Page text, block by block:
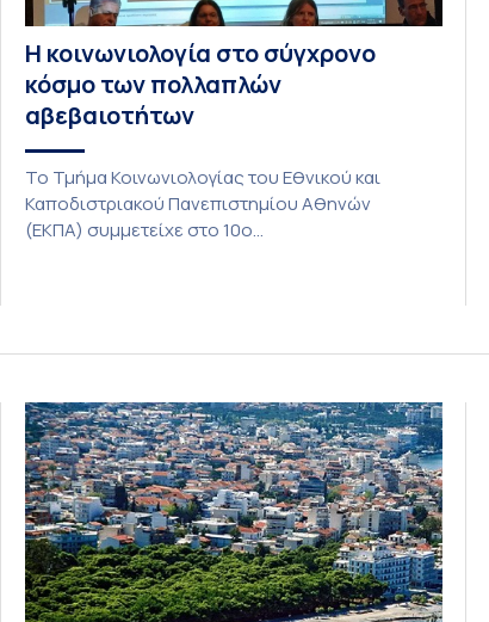
Η κοινωνιολογία στο σύγχρονο
κόσμο των πολλαπλών
αβεβαιοτήτων
Το Τμήμα Κοινωνιολογίας του Εθνικού και
Καποδιστριακού Πανεπιστημίου Αθηνών
(ΕΚΠΑ) συμμετείχε στο 10ο
επιτυχία και συμμετοχή πραγματοποιήθηκε στη
συνεργασία με το Τμήμα Κοινωνιολογίας, της
Σχολής Κοινωνικών Επιστημών του
Πανεπιστημίου Αιγαίου και του Εθνικού Κέντρου
Κοινωνικών Ερευνών (ΕΚΚΕ). Από το […]